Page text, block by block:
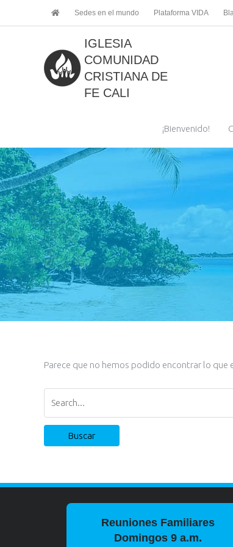
Sedes en el mundo Plataforma VIDA
IGLESIA
COMUNIDAD
CRISTIANA DE
FE CALI
¡Bienvenido!
Parece que no hemos podido encontrar lo
por:
Reuniones Familiares
Domingos 9 a.m.